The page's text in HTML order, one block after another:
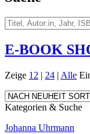
E-BOOK
Zeige 12 | 24 | Alle
Kategorien & Suche
Johanna Uhrmann